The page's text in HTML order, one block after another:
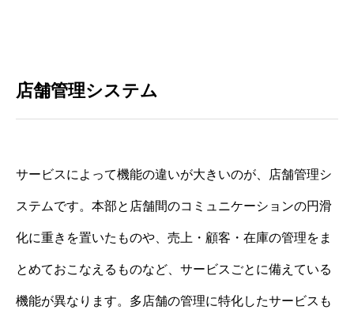
店舗管理システム
サービスによって機能の違いが大きいのが、店舗管理シ
ステムです。本部と店舗間のコミュニケーションの円滑
化に重きを置いたものや、売上・顧客・在庫の管理をま
とめておこなえるものなど、サービスごとに備えている
機能が異なります。多店舗の管理に特化したサービスも